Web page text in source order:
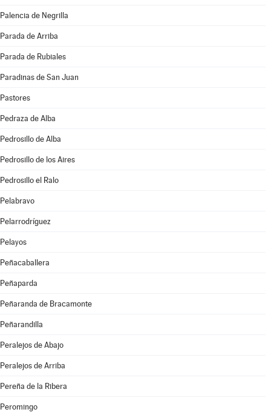
Palencia de Negrilla
Parada de Arriba
Parada de Rubiales
Paradinas de San Juan
Pastores
Pedraza de Alba
Pedrosillo de Alba
Pedrosillo de los Aires
Pedrosillo el Ralo
Pelabravo
Pelarrodríguez
Pelayos
Peñacaballera
Peñaparda
Peñaranda de Bracamonte
Peñarandilla
Peralejos de Abajo
Peralejos de Arriba
Pereña de la Ribera
Peromingo